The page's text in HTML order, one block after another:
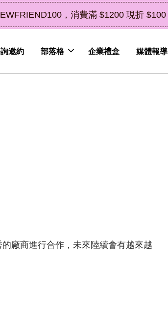
，消費滿 $1200 現折 $100（鮮果除外）
邀約 部落格 企業禮盒 媒體報導
廠商進行合作，未來陸續會有越來越